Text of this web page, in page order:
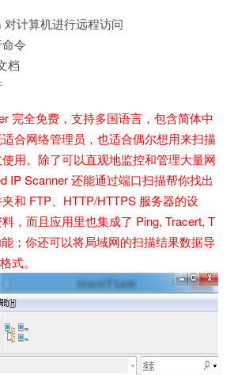
对计算机进行远程访问
令
档
完全免费，支持多国语言，包含简体中
合网络管理员，也适合偶尔想用来扫描
用。除了可以直观地监控和管理大量网
IP Scanner 还能通过端口扫描帮你找出
和 FTP、HTTP/HTTPS 服务器的设
，而且应用里也集成了 Ping, Tracert, T
；你还可以将局域网的扫描结果数据导
式。